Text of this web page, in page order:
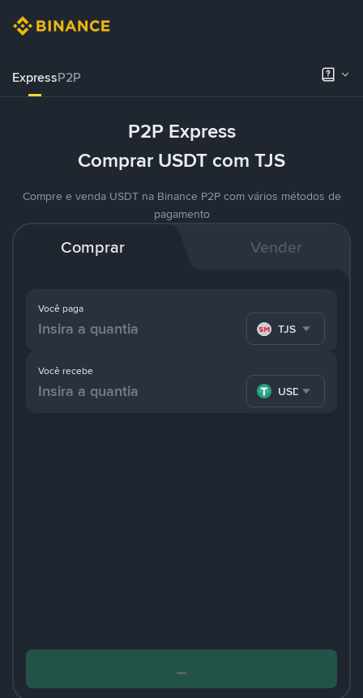
ExpressP2P
P2P Express
Comprar USDT com TJS
Compre e venda USDT na Binance P2P com vários métodos de
pagamento
Comprar Vender
Você paga
TJS
Você recebe
USDT